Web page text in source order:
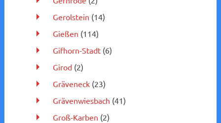
Gerolstein (14)
Gießen (114)
Gifhorn-Stadt(6)
Girod(2)
Gräveneck(23)
Grävenwiesbach (41)
Groß-Karben (2)